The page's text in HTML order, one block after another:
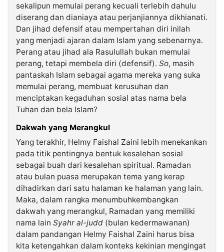
sekalipun memulai perang kecuali terlebih dahulu
diserang dan dianiaya atau perjanjiannya dikhianati.
Dan jihad defensif atau mempertahan diri inilah
yang menjadi ajaran dalam Islam yang sebenarnya.
Perang atau jihad ala Rasulullah bukan memulai
perang, tetapi membela diri (defensif). So, masih
pantaskah Islam sebagai agama mereka yang suka
memulai perang, membuat kerusuhan dan
menciptakan kegaduhan sosial atas nama bela
Tuhan dan bela Islam?
Dakwah yang Merangkul
Yang terakhir, Helmy Faishal Zaini lebih menekankan
pada titik pentingnya bentuk kesalehan sosial
sebagai buah dari kesalehan spiritual. Ramadan
atau bulan puasa merupakan tema yang kerap
dihadirkan dari satu halaman ke halaman yang lain.
Maka, dalam rangka menumbuhkembangkan
dakwah yang merangkul, Ramadan yang memiliki
nama lain Syahr al-judd (bulan kedermawanan)
dalam pandangan Helmy Faishal Zaini harus bisa
kita ketengahkan dalam konteks kekinian mengingat